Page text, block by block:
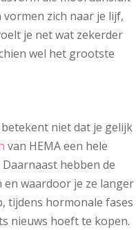
zich naar je lijf,
je net wat zekerder
wel het grootste
niet dat je gelijk
van HEMA een hele
hebben de
en waardoor je ze langer
tijdens hormonale fases
nieuws hoeft te kopen.